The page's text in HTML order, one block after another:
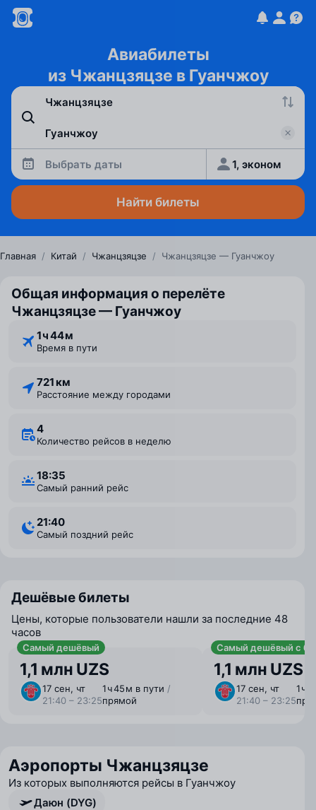
Авиабилеты
из Чжанцзяцзе в Гуанчжоу
Выбрать даты 1, эконом
Найти билеты
Главная / Китай / Чжанцзяцзе / Чжанцзяцзе — Гуанчжоу
Общая информация о перелёте
Чжанцзяцзе — Гуанчжоу
1 ⁠ч 44 ⁠м
Время в пути
721 км
Расстояние между городами
4
Количество рейсов в неделю
18:35
Самый ранний рейс
21:40
Самый поздний рейс
Дешёвые билеты
Цены, которые пользователи нашли за последние 48
часов
Самый дешёвый
1,1 млн UZS
17 сен, чт
21:40 – 23:25
1 ⁠ч 45 ⁠м в пути /
прямой
Самый дешёвый с
1,1 млн UZS
17 сен, чт
21:40 – 23:25
1 ⁠ч
Аэропорты Чжанцзяцзе
Из которых выполняются рейсы в Гуанчжоу
Даюн (DYG)